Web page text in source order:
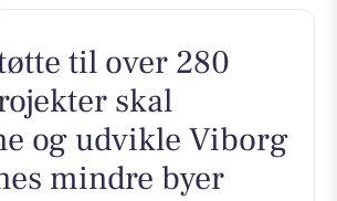
til over 280
skal
og udvikle Viborg
mindre byer